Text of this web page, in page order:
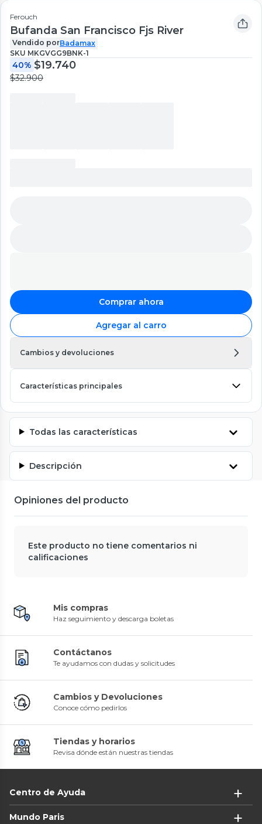
Ferouch
Bufanda San Francisco Fjs River
Vendido porBadamax
SKU MKGVGG9BNK-1
40% $19.740
$32.900
Comprar ahora
Agregar al carro
Cambios y devoluciones
Características principales
Todas las características
Descripción
Opiniones del producto
Este producto no tiene comentarios ni
calificaciones
Mis compras
Haz seguimiento y descarga boletas
Contáctanos
Te ayudamos con dudas y solicitudes
Cambios y Devoluciones
Conoce cómo pedirlos
Tiendas y horarios
Revisa dónde están nuestras tiendas
Centro de Ayuda
Mundo Paris